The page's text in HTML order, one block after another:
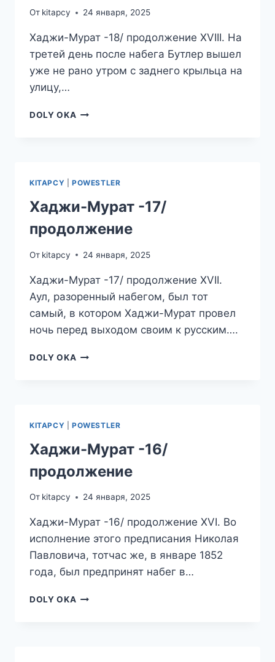
От kitapcy 24 января, 2025
Хаджи-Мурат -18/ продолжение XVIII. На
третей день после набега Бутлер вышел
уже не рано утром с заднего крыльца на
улицу,…
DOLY OKA ХАДЖИ-
KITAPCY POWESTLER
Хаджи-Мурат -17/
продолжение
От kitapcy 24 января, 2025
Хаджи-Мурат -17/ продолжение XVII.
Аул, разоренный набегом, был тот
самый, в котором Хаджи-Мурат провел
ночь перед выходом своим к русским….
DOLY OKA ХАДЖИ-
KITAPCY POWESTLER
Хаджи-Мурат -16/
продолжение
От kitapcy 24 января, 2025
Хаджи-Мурат -16/ продолжение XVI. Во
исполнение этого предписания Николая
Павловича, тотчас же, в январе 1852
года, был предпринят набег в…
DOLY OKA ХАДЖИ-